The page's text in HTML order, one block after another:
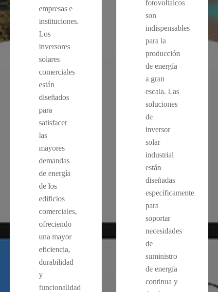
empresas e
instituciones.
Los
inversores
solares
comerciales
están
diseñados
para
satisfacer
las
mayores
demandas
de energía
de los
edificios
comerciales,
ofreciendo
una mayor
eficiencia,
durabilidad
y
funcionalidad
fotovoltaicos
son
indispensables
para la
producción
de energía
a gran
escala. Las
soluciones
de
inversor
solar
industrial
están
diseñadas
específicamente
para
soportar
necesidades
de
suministro
de energía
continua y